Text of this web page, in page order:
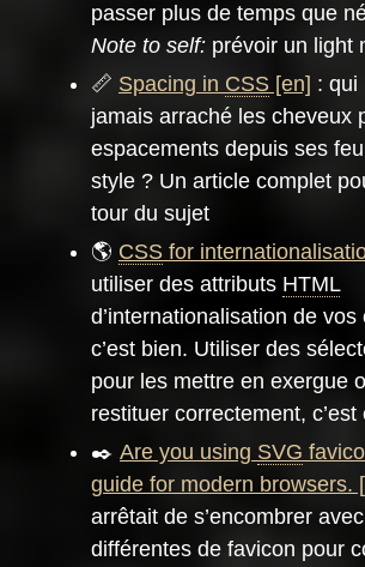
passer plus de temps que
Note to self: prévoir un light
📏 Spacing in CSS
: qui
jamais arraché les cheveux
espacements depuis ses
style ? Un article complet
tour du sujet
🌎 CSS for
utiliser des attributs HTML
d’internationalisation de vos
c’est bien. Utiliser des
pour les mettre en exergue
restituer correctement,
✒️ Are you using SVG
guide for modern browsers.
arrêtait de s’encombrer
différentes de favicon pour